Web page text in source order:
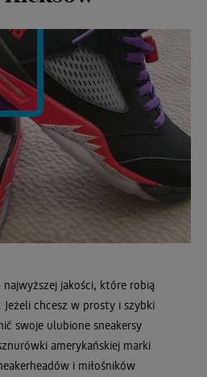
najwyższej jakości, które robią
Jeżeli chcesz w prosty i szybki
swoje ulubione sneakersy
amerykańskiej marki
i miłośników